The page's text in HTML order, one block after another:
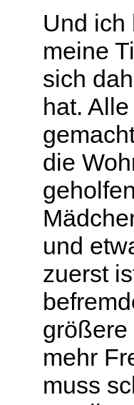
Und ich
meine
sich
hat.
die
und
zuerst
größere
mehr
muss